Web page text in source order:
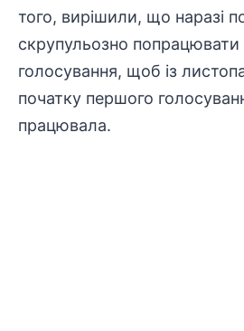
того, вирішили, що наразі
скрупульозно
голосування, щоб із
початку першого
працювала.